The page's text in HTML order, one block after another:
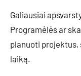
Galiausiai
Programėlės ar
planuoti projektus,
laiką.